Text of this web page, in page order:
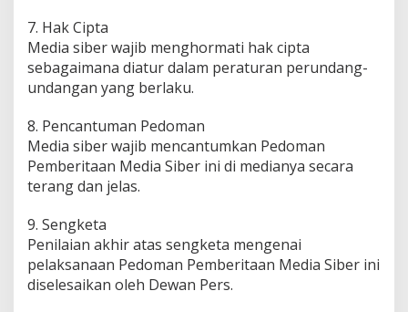
7. Hak Cipta
Media siber wajib menghormati hak cipta
sebagaimana diatur dalam peraturan perundang-
undangan yang berlaku.
8. Pencantuman Pedoman
Media siber wajib mencantumkan Pedoman
Pemberitaan Media Siber ini di medianya secara
terang dan jelas.
9. Sengketa
Penilaian akhir atas sengketa mengenai
pelaksanaan Pedoman Pemberitaan Media Siber ini
diselesaikan oleh Dewan Pers.